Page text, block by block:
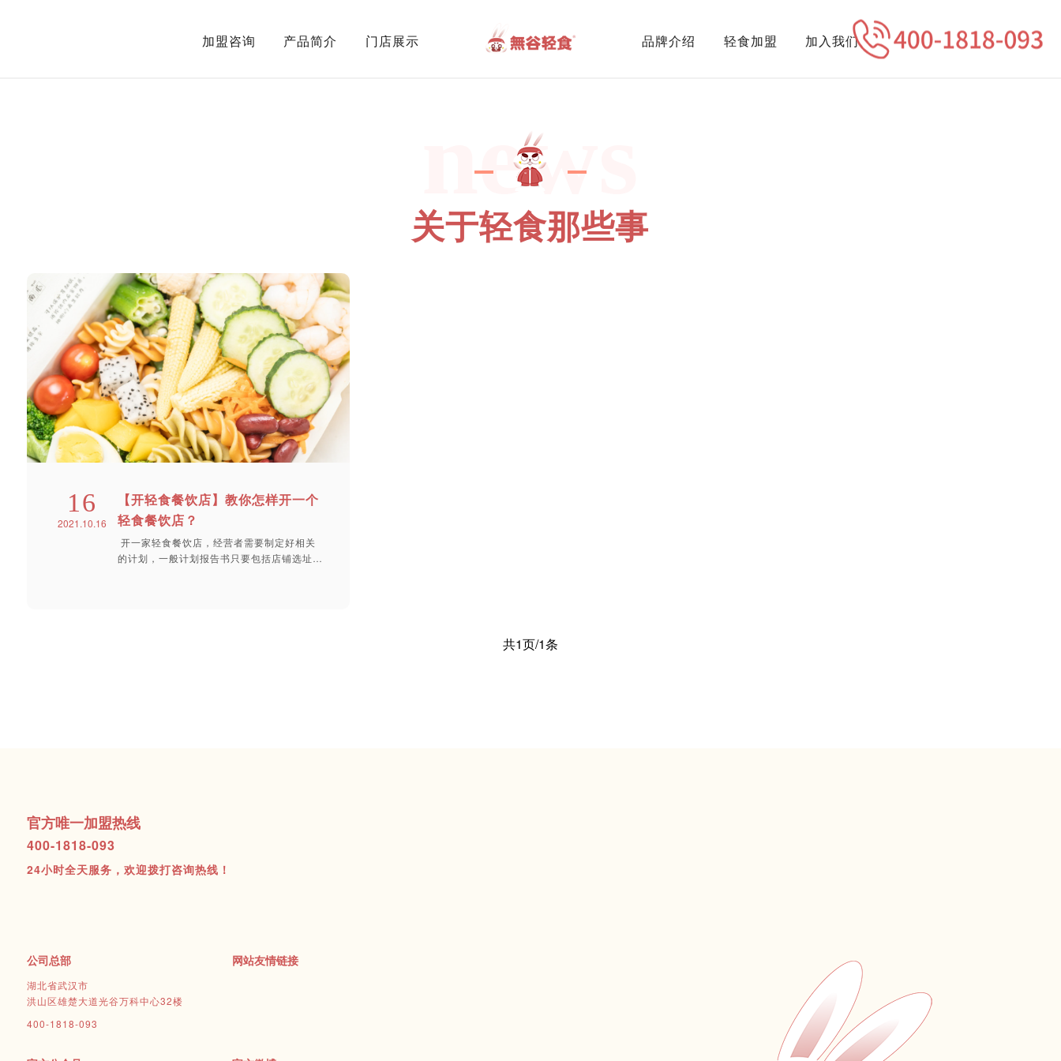
加盟咨询 产品简介 门店展示 品牌介绍 轻食加盟 加入我们
news
关于轻食那些事
16
2021.10.16
【开轻食餐饮店】教你怎样开一个
轻食餐饮店？
开一家轻食餐饮店，经营者需要制定好相关
的计划，一般计划报告书只要包括店铺选址说
共1页/1条
官方唯一加盟热线
400-1818-093
24小时全天服务，欢迎拨打咨询热线！
公司总部
湖北省武汉市
洪山区雄楚大道光谷万科中心32楼
400-1818-093
网站友情链接